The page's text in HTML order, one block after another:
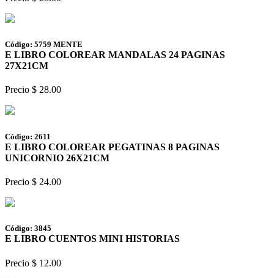
Código: 5759 MENTE
E LIBRO COLOREAR MANDALAS 24 PAGINAS
27X21CM
Precio $ 28.00
Código: 2611
E LIBRO COLOREAR PEGATINAS 8 PAGINAS
UNICORNIO 26X21CM
Precio $ 24.00
Código: 3845
E LIBRO CUENTOS MINI HISTORIAS
Precio $ 12.00